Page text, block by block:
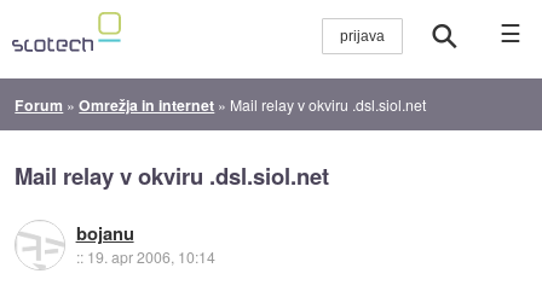
☰
Forum »Omrežja in internet » Mail relay v okviru .dsl.siol.net
Mail relay v okviru .dsl.siol.net
bojanu
:: 19. apr 2006, 10:14